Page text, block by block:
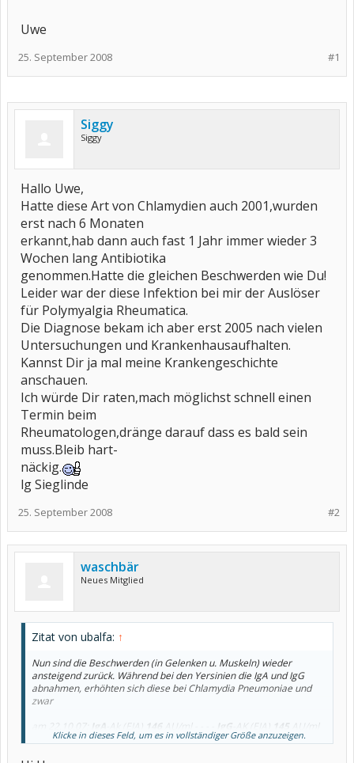
Uwe
#1
25. September 2008
Siggy
Siggy
Hallo Uwe,
Hatte diese Art von Chlamydien auch 2001,wurden
erst nach 6 Monaten
erkannt,hab dann auch fast 1 Jahr immer wieder 3
Wochen lang Antibiotika
genommen.Hatte die gleichen Beschwerden wie Du!
Leider war der diese Infektion bei mir der Auslöser
für Polymyalgia Rheumatica.
Die Diagnose bekam ich aber erst 2005 nach vielen
Untersuchungen und Krankenhausaufhalten.
Kannst Dir ja mal meine Krankengeschichte
anschauen.
Ich würde Dir raten,mach möglichst schnell einen
Termin beim
Rheumatologen,dränge darauf dass es bald sein
muss.Bleib hart-
näckig.
lg Sieglinde
#2
25. September 2008
waschbär
Neues Mitglied
Zitat von ubalfa: ↑
Nun sind die Beschwerden (in Gelenken u. Muskeln) wieder
ansteigend zurück. Während bei den Yersinien die IgA und IgG
abnahmen, erhöhten sich diese bei Chlamydia Pneumoniae und
zwar
am 22.10.07:
IgA -Ak (EIA) 146 AU/ml - - - - IgG 145 AU/ml
Klicke in dieses Feld, um es in vollständiger Größe anzuzeigen.